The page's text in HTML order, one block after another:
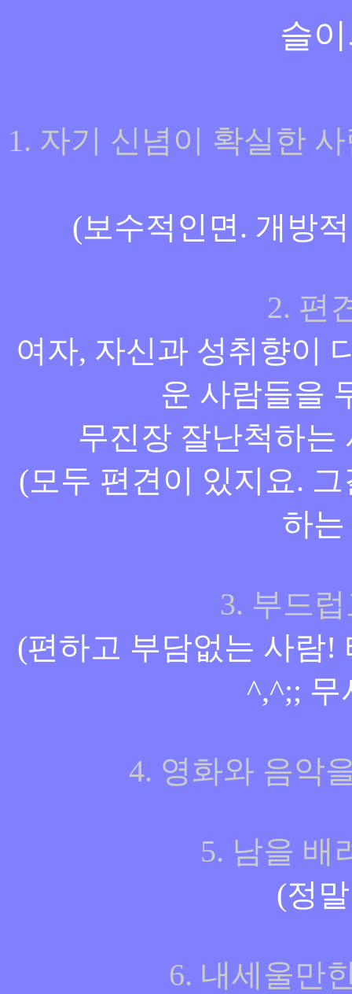
슬
1. 자기 신념이 확실한
(보수적인면. 개방
2. 편
여자, 자신과 성취향이
운 사람들을
무진장 잘난척하
(모두 편견이 있지요.
하
3. 부드
(편하고 부담없는 사람!
^,^;; 무
4. 영화와 음악
5. 남을 배
(정
6. 내세울만